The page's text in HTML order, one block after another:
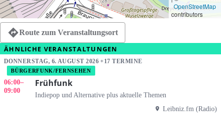
OpenStreetMap
contributors
Route zum Veranstaltungsort
ÄHNLICHE VERANSTALTUNGEN
DONNERSTAG, 6. AUGUST 2026 +17 TERMINE
BÜRGERFUNK/FERNSEHEN
06:00–
09:00
Frühfunk
Indiepop und Alternative plus aktuelle Themen
Leibniz.fm (Radio)